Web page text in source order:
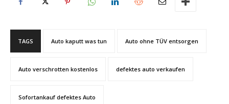
TAGS Auto kaputt was tun Auto ohne TÜV entsorgen
Auto verschrotten kostenlos defektes auto verkaufen
Sofortankauf defektes Auto